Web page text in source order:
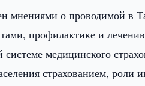
мнениями о проводимой в
профилактике и
системе медицинского
страхованием, роли